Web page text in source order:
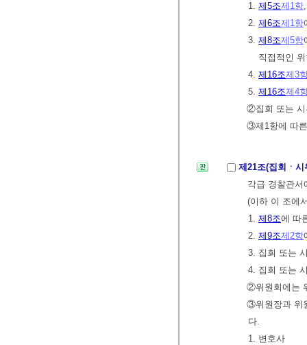
1. 제5조제1항
2. 제6조제1항
3. 제8조제5항
직접적인
4. 제16조제3
5. 제16조제4
②집회 또는 시
③제1항에 따
제21조(집회ㆍ
각급 경찰관
(이하 이 조에
1. 제8조에 따
2. 제9조제2항
3. 집회 또는
4. 집회 또는
②위원회에는
③위원장과 위
다.
1. 변호사